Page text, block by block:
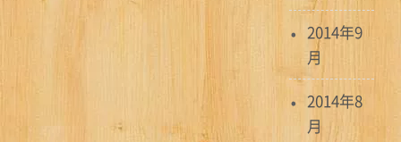
2014年9
月
2014年8
月